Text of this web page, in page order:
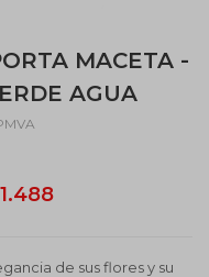
MACETA -
AGUA
1.488
de sus flores y su